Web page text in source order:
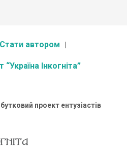
Стати автором
Інкогніта”
проект ентузіастів